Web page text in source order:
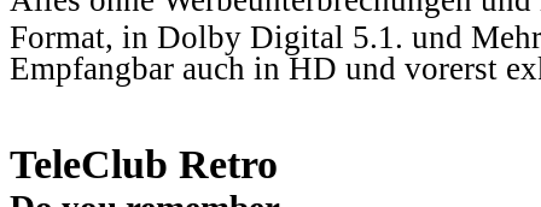
Format, in Dolby Digital 5.1. und
Empfangbar auch in HD und vorerst
TeleClub Retro